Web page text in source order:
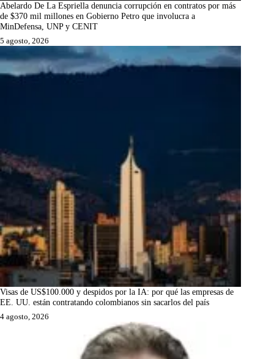
Abelardo De La Espriella denuncia corrupción en contratos por más
de $370 mil millones en Gobierno Petro que involucra a
MinDefensa, UNP y CENIT
5 agosto, 2026
Visas de US$100.000 y despidos por la IA: por qué las empresas de
EE. UU. están contratando colombianos sin sacarlos del país
4 agosto, 2026